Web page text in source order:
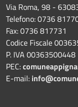
Via Roma, 98 -
Telefono: 0736
Fax: 0736 817731
Codice Fiscale
P. IVA 00363500448
PEC:
E-mail: